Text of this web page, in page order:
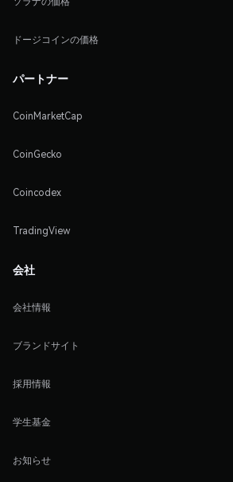
ドージコインの価格
パートナー
CoinMarketCap
CoinGecko
Coincodex
TradingView
会社
会社情報
ブランドサイト
採用情報
学生基金
お知らせ